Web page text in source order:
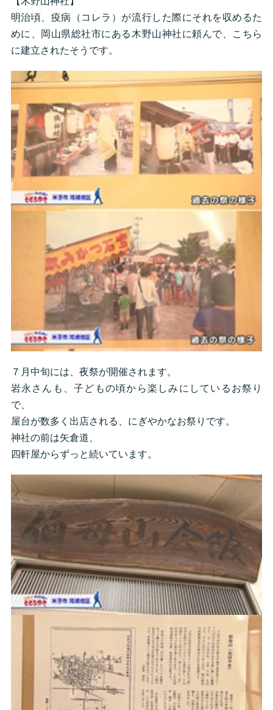
明治頃、疫病（コレラ）が流行した際にそれを収めるた
めに、岡山県総社市にある木野山神社に頼んで、こちら
に建立されたそうです。
７月中旬には、夜祭が開催されます。
岩永さんも、子どもの頃から楽しみにしているお祭り
で、
屋台が数多く出店される、にぎやかなお祭りです。
神社の前は矢倉道、
四軒屋からずっと続いています。